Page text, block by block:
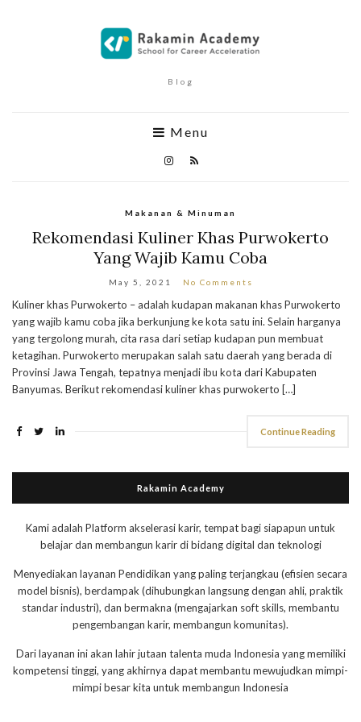
Blog
Menu
Makanan & Minuman
Rekomendasi Kuliner Khas Purwokerto
Yang Wajib Kamu Coba
May 5, 2021 No Comments
Kuliner khas Purwokerto – adalah kudapan makanan khas Purwokerto
yang wajib kamu coba jika berkunjung ke kota satu ini. Selain harganya
yang tergolong murah, cita rasa dari setiap kudapan pun membuat
ketagihan. Purwokerto merupakan salah satu daerah yang berada di
Provinsi Jawa Tengah, tepatnya menjadi ibu kota dari Kabupaten
Banyumas. Berikut rekomendasi kuliner khas purwokerto […]
Continue Reading
Rakamin Academy
Kami adalah Platform akselerasi karir, tempat bagi siapapun untuk
belajar dan membangun karir di bidang digital dan teknologi
Menyediakan layanan Pendidikan yang paling terjangkau (efisien secara
model bisnis), berdampak (dihubungkan langsung dengan ahli, praktik
standar industri), dan bermakna (mengajarkan soft skills, membantu
pengembangan karir, membangun komunitas).
Dari layanan ini akan lahir jutaan talenta muda Indonesia yang memiliki
kompetensi tinggi, yang akhirnya dapat membantu mewujudkan mimpi-
mimpi besar kita untuk membangun Indonesia